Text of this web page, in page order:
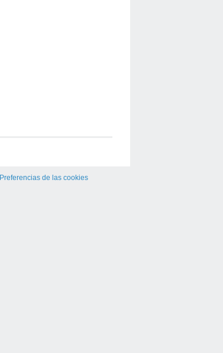
Preferencias de las cookies